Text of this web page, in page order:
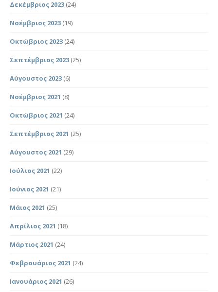
Δεκέμβριος 2023 (24)
Νοέμβριος 2023 (19)
Οκτώβριος 2023 (24)
Σεπτέμβριος 2023 (25)
Αύγουστος 2023 (6)
Νοέμβριος 2021 (8)
Οκτώβριος 2021 (24)
Σεπτέμβριος 2021 (25)
Αύγουστος 2021 (29)
Ιούλιος 2021 (22)
Ιούνιος 2021 (21)
Μάιος 2021 (25)
Απρίλιος 2021 (18)
Μάρτιος 2021 (24)
Φεβρουάριος 2021 (24)
Ιανουάριος 2021 (26)